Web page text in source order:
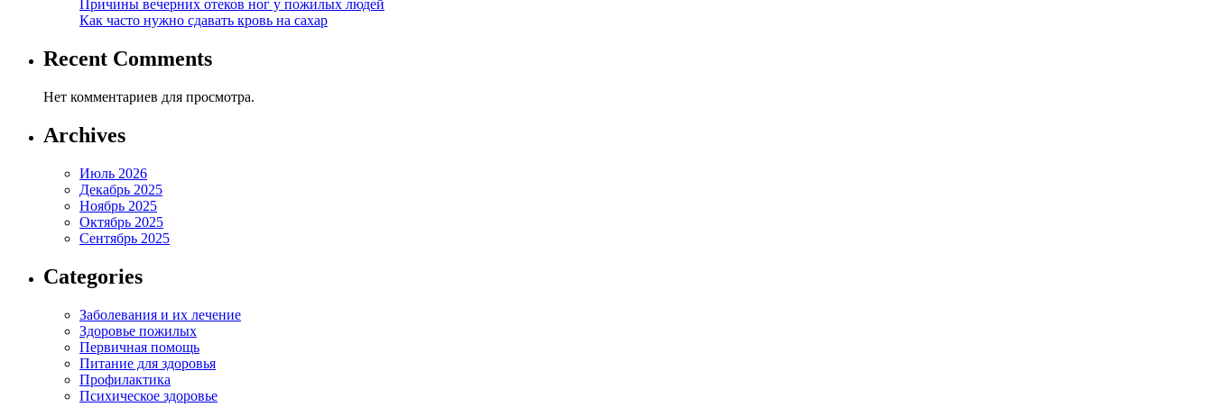
Причины вечерних отеков ног у пожилых людей
Как часто нужно сдавать кровь на сахар
Recent Comments
Нет комментариев для просмотра.
Archives
Июль 2026
Декабрь 2025
Ноябрь 2025
Октябрь 2025
Сентябрь 2025
Categories
Заболевания и их лечение
Здоровье пожилых
Первичная помощь
Питание для здоровья
Профилактика
Психическое здоровье